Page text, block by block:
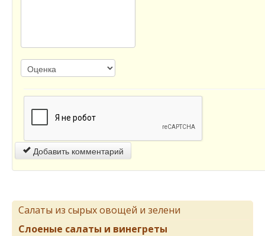
Добавить комментарий
Салаты из сырых овощей и зелени
Слоеные салаты и винегреты